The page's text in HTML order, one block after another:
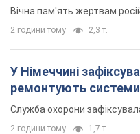
Вічна пам'ять жертвам
2 години тому 2,3 т.
У Німеччині
ремонтують
Служба охорони
2 години тому 1,7 т.